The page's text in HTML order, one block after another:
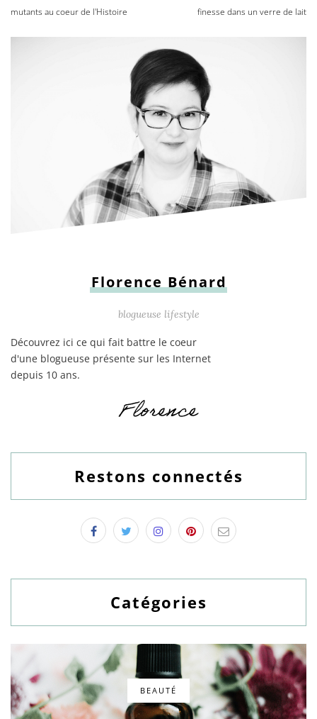
mutants au coeur de l'Histoire finesse dans un verre de lait
Florence Bénard
blogueuse lifestyle
Découvrez ici ce qui fait battre le coeur
d'une blogueuse présente sur les Internet
depuis 10 ans.
Restons connectés
Catégories
BEAUTÉ